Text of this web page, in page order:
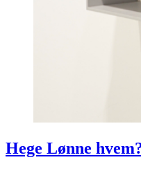
Hege Lønne